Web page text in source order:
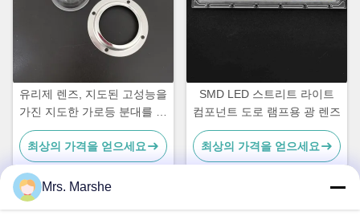
유리제 렌즈, 지도된 고성능을
가진 지도한 가로등 분대를 반
영하십시오
최상의 가격을 얻으세요
SMD LED 스트리트 라이트
컴포넌트 도로 램프용 광 렌즈
최상의 가격을 얻으세요
Mrs. Marshe